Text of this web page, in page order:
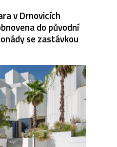
v Drnovicích
do původní
se zastávkou